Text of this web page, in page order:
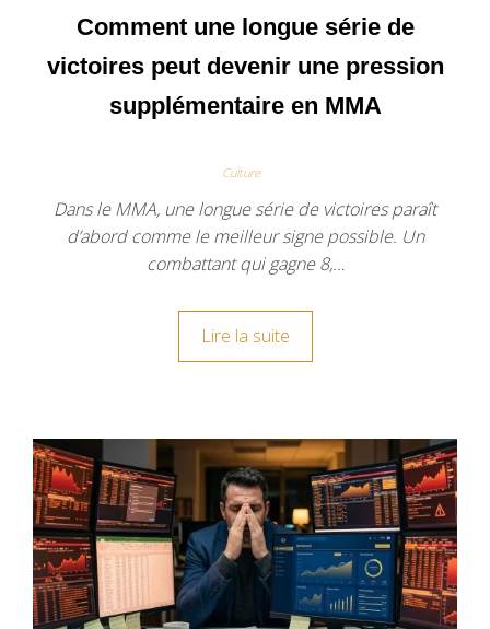
Comment une longue série de
victoires peut devenir une pression
supplémentaire en MMA
Culture
Dans le MMA, une longue série de victoires paraît
d’abord comme le meilleur signe possible. Un
combattant qui gagne 8,…
Lire la suite